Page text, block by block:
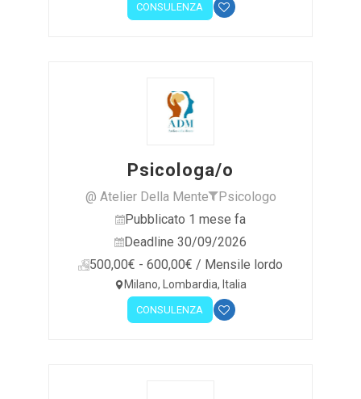
CONSULENZA
Psicologa/o
@ Atelier Della Mente
Psicologo
Pubblicato 1 mese fa
Deadline 30/09/2026
500,00€ - 600,00€ / Mensile lordo
Milano, Lombardia, Italia
CONSULENZA